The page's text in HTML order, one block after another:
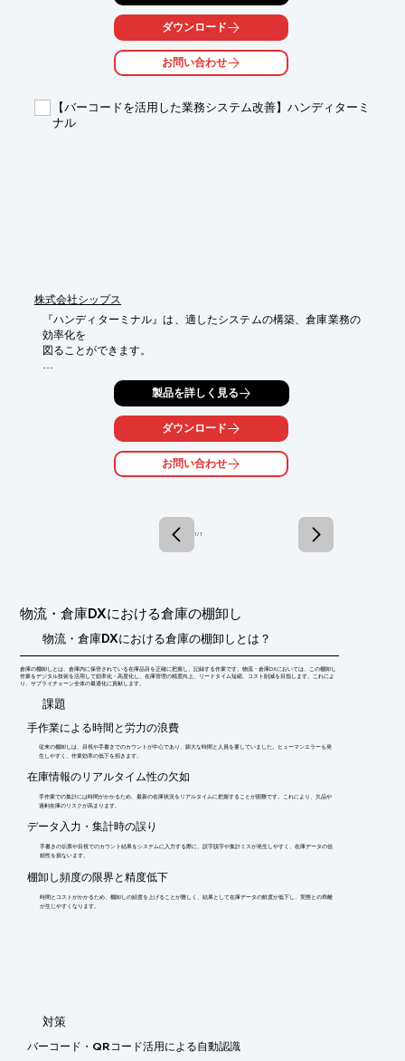
－　入庫・取り出し・移動の情報をリアルタイムに記録し、クラ
ウドで共有します。探し物があった場合も、管理画面で確認して
から取りに行けるので、大幅な時間短縮になります。
２．フリーアドレスタイプの在庫管理システム
モノを置くだけでカメラがしっかりと記録します。現場に慣れて
いないスタッフでも、在庫管理業務ができるのでスムーズに作業
を進めることができます
ダウンロード
お問い合わせ
【バーコードを活用した業務システム改善】ハンディターミ
ナル
株式会社シップス
『ハンディターミナル』は、適したシステムの構築、倉庫業務の
効率化を
図ることができます。
バーコードの読み取りと賞味期限を連続で読めるので、作業負荷
運用が可能になります。
当社では、機能追加要望に柔軟に対応し、お客様のご予算に合わ
システム提案を行います。
■機能追加要望に柔軟に対応
■専任担当によるサポートを実施
製品を詳しく見る
ダウンロード
お問い合わせ
1 / 1
物流・倉庫DXにおける倉庫の棚卸し
物流・倉庫DXにおける倉庫の棚卸しとは？
倉庫の棚卸しとは、倉庫内に保管されている在庫品目を正確に把握し、記録する作業です。物流・倉庫DXにおいては、この棚卸し
作業をデジタル技術を活用して効率化・高度化し、在庫管理の精度向上、リードタイム短縮、コスト削減を目指します。これによ
り、サプライチェーン全体の最適化に貢献します。
​課題
手作業による時間と労力の浪費
従来の棚卸しは、目視や手書きでのカウントが中心であり、膨大な時間と人員を要していました。ヒューマンエラーも発
生しやすく、作業効率の低下を招きます。
在庫情報のリアルタイム性の欠如
手作業での集計には時間がかかるため、最新の在庫状況をリアルタイムに把握することが困難です。これにより、欠品や
過剰在庫のリスクが高まります。
データ入力・集計時の誤り
手書きの伝票や目視でのカウント結果をシステムに入力する際に、誤字脱字や集計ミスが発生しやすく、在庫データの信
頼性を損ないます。
棚卸し頻度の限界と精度低下
時間とコストがかかるため、棚卸しの頻度を上げることが難しく、結果として在庫データの鮮度が低下し、実態との乖離
が生じやすくなります。
​対策
バーコード・QRコード活用による自動認識